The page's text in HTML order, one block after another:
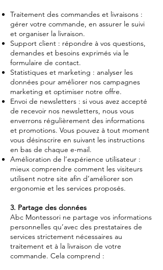
Traitement des commandes et livraisons :
gérer votre commande, en assurer le suivi
et organiser la livraison.
Support client : répondre à vos questions,
demandes et besoins exprimés via le
formulaire de contact.
Statistiques et marketing : analyser les
données pour améliorer nos campagnes
marketing et optimiser notre offre.
Envoi de newsletters : si vous avez accepté
de recevoir nos newsletters, nous vous
enverrons régulièrement des informations
et promotions. Vous pouvez à tout moment
vous désinscrire en suivant les instructions
en bas de chaque e-mail.
Amélioration de l’expérience utilisateur :
mieux comprendre comment les visiteurs
utilisent notre site afin d’améliorer son
ergonomie et les services proposés.
3. Partage des données
Abc Montessori ne partage vos informations
personnelles qu’avec des prestataires de
services strictement nécessaires au
traitement et à la livraison de votre
commande. Cela comprend :